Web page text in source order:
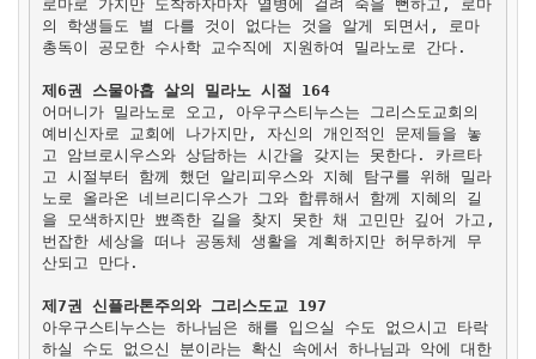
로마로 가지만 도착하자마자 열병에 걸려 죽을 뻔하고, 로마
의 학생들도 별 다를 것이 없다는 것을 알게 되면서, 로마
총독이 공모한 수사학 교수직에 지원하여 밀라노로 간다.
제6권 스물아홉 살의 밀라노 시절 164
어머니가 밀라노로 오고, 아우구스티누스는 그리스도교회의
예비신자로 교회에 나가지만, 자신의 개인적인 문제들을 놓
고 암브로시우스와 상담하는 시간을 갖지는 못한다. 카르타
고 시절부터 함께 했던 알리피우스와 지혜 탐구를 위해 밀라
노로 올라온 네브리디우스가 그와 합류해서 함께 지혜의 길
을 모색하지만 뾰족한 길을 찾지 못한 채 고민만 깊어 가고,
번잡한 세상을 떠나 공동체 생활을 계획하지만 허무하게 무
산되고 만다.
제7권 신플라톤주의와 그리스도교 197
아우구스티누스는 하나님은 해를 입으실 수도 없으시고 타락
하실 수도 없으신 분이라는 확신 속에서 하나님과 악에 대한